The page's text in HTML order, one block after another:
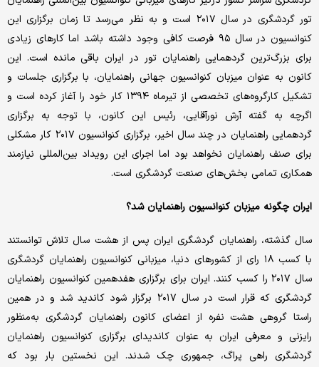
تور گردشگری در سال ۲۰۱۷ است و به نظر می‌رسد تا زمان برگزاری این
کنوانسیون در سال ۹۵ فرصت کافی وجود داشته باشد اما کارهای زیادی
برای بزرگ‌ترین گردهمایی راهنمایان تور در ایران باقی مانده است. این
کانون به عنوان میزبان کنوانسیون جهانی راهنمایان، با برگزاری جلسات و
تشکیل کارگروه‌های تخصصی از تیرماه ۱۳۹۴ کار خود را آغاز کرده است و
اگرچه به گفته آرش نورآقایی، رئیس این کانون، با توجه به برگزاری
گردهمایی‌ راهنمایان در چند سال اخیر، برگزاری کنوانسیون ۲۰۱۷ کار مشکلی
برای صنف راهنمایان نخواهد بود اما اجرای این رویداد بین‌المللی نیازمند
همکاری تمامی بخش‌های صنعت گردشگری است.
ایران چگونه میزبان کنوانسیون راهنمایان شد؟
سال گذشته، راهنمایان گردشگری ایران پس از هشت سال تلاش توانستند
با کسب ۱۸ رای از کشورهای دنیا، میزبانی کنوانسیون راهنمایان گردشگری
سال ۲۰۱۷ را کسب کنند. ایران برای برگزاری هفدهمین کنوانسیون راهنمایان
گردشگری که قرار است در سال ۲۰۱۷ برگزار شود کاندید شد و در همین
راستا گروهی هشت نفره از اعضای کانون راهنمایان گردشگری به‌منظور
رایزنی و معرفی ایران به عنوان کاندیدای برگزاری کنوانسیون راهنمایان
گردشگری راهی پراگ، جمهوری چک شدند. این نخستین بار بود که